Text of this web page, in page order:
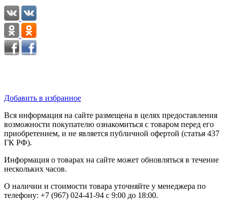
Добавить в избранное
Вся информация на сайте размещена в целях предоставления
возможности покупателю ознакомиться с товаром перед его
приобретением, и не является публичной офертой (статья 437
ГК РФ).
Информация о товарах на сайте может обновляться в течение
нескольких часов.
О наличии и стоимости товара уточняйте у менеджера по
телефону: +7 (967) 024-41-94 с 9:00 до 18:00.